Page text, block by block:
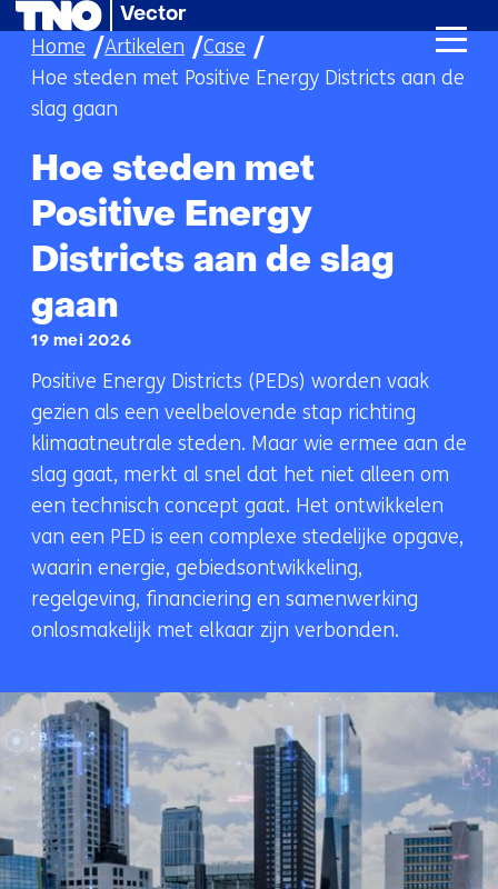
Ga
Vector
Home
Artikelen
Case
Hoe steden met Positive Energy Districts aan de
slag gaan
Hoe steden met
Positive Energy
Districts aan de slag
gaan
19 mei 2026
Positive Energy Districts (PEDs) worden vaak
gezien als een veelbelovende stap richting
klimaatneutrale steden. Maar wie ermee aan de
slag gaat, merkt al snel dat het niet alleen om
een technisch concept gaat. Het ontwikkelen
van een PED is een complexe stedelijke opgave,
waarin energie, gebiedsontwikkeling,
regelgeving, financiering en samenwerking
onlosmakelijk met elkaar zijn verbonden.